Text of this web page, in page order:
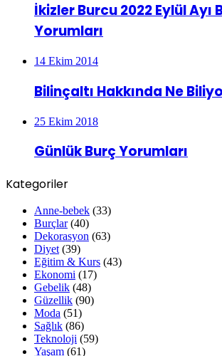
İkizler Burcu 2022 Eylül Ayı
Yorumları
14 Ekim 2014
Bilinçaltı Hakkında Ne
25 Ekim 2018
Günlük Burç Yorumları
Kategoriler
Anne-bebek (33)
Burçlar(40)
Dekorasyon (63)
Diyet (39)
Eğitim & Kurs (43)
Ekonomi (17)
Gebelik (48)
Güzellik (90)
Moda (51)
Sağlık (86)
Teknoloji (59)
Yaşam (61)